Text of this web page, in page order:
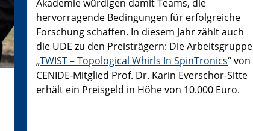
Akademie würdigen damit Teams, die
hervorragende Bedingungen für erfolgreiche
Forschung schaffen. In diesem Jahr zählt auch
die UDE zu den Preisträgern: Die Arbeitsgruppe
„TWIST – Topological Whirls In SpinTronics“ von
CENIDE-Mitglied Prof. Dr. Karin Everschor-Sitte
erhält ein Preisgeld in Höhe von 10.000 Euro.